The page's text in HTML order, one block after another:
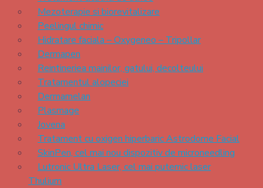
Mezoterapie si biorevitalizare
Peelingul chimic
Hidratare faciala – Oxygeneo – Tripollar
Dermapen
Reintineriea mainilor, gatului, decolteului
Tratamentul alopeciei
Dermamelan
Plasmage
Jovena
Tratament cu oxigen hiperbaric Astrodome Facial
SkinPen, cel mai nou dispozitiv de microneedling
Lutronic Ultra Laser, cel mai puternic laser
Thulium